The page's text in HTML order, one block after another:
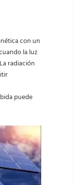
con un
la luz
radiación
puede